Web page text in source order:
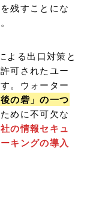
残すことにな
よる出口対策と
可されたユー
。ウォーター
後の砦」の一つ
めに不可欠な
の情報セキュ
キングの導入